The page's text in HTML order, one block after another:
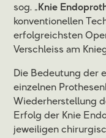
sog. „Knie
konventionellen
erfolgreichsten
Verschleiss am
Die Bedeutung der
einzelnen
Wiederherstellung
Erfolg der Knie
jeweiligen